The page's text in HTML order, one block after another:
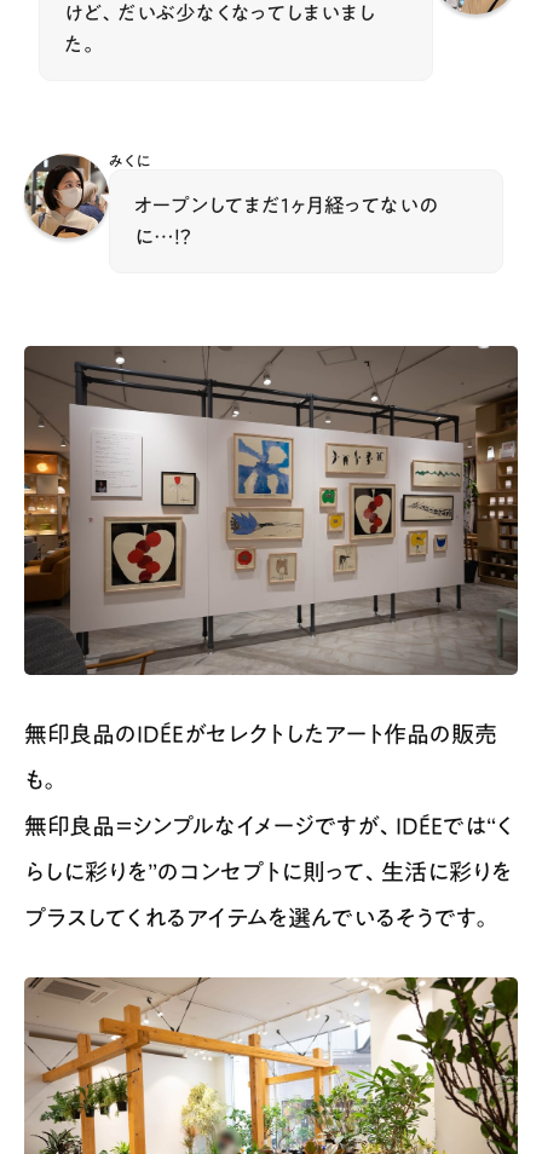
けど、だいぶ少なくなってしまいまし
た。
みくに
オープンしてまだ1ヶ月経ってないの
に…！？
無印良品のIDÉEがセレクトしたアート作品の販売
も。
無印良品＝シンプルなイメージですが、IDÉEでは“く
らしに彩りを”のコンセプトに則って、生活に彩りを
プラスしてくれるアイテムを選んでいるそうです。